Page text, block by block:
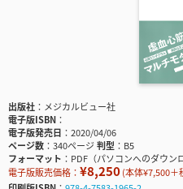
出版社
メジカルビュー社
電子版ISBN
電子版発売日
2020/04/06
ページ数
340ページ判型
B5
フォーマット
PDF（パソコンへのダウン
電子版販売価格： ¥8,250(本体¥7,500＋